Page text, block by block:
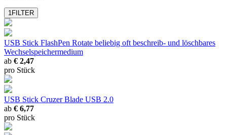
1FILTER
USB Stick FlashPen Rotate beliebig oft beschreib- und löschbares
Wechselspeichermedium
ab € 2,47
pro Stück
USB Stick Cruzer Blade USB 2.0
ab € 6,77
pro Stück